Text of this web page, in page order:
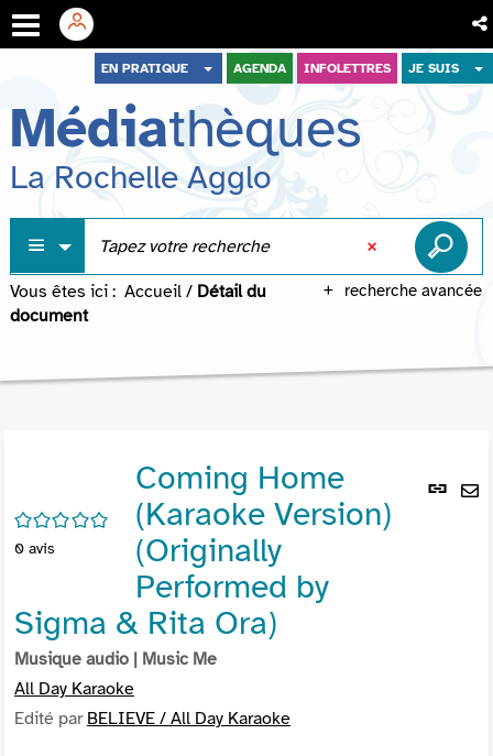
menu
contenu
recherche
EN PRATIQUE AGENDA INFOLETTRES JE SUIS
Médiathèques
La Rochelle Agglo
recherche avancée
Vous êtes ici : Accueil / Détail du
document
Lien
/5
0 avis
Coming Home
(Karaoke Version)
(Originally
Performed by
Sigma & Rita Ora)
Musique audio | Music Me
All Day Karaoke
Edité par BELIEVE / All Day Karaoke